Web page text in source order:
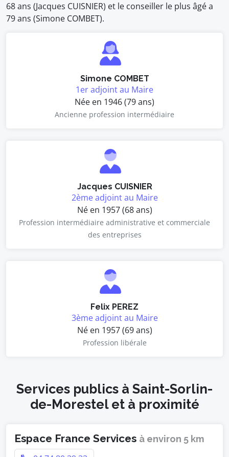
68 ans (Jacques CUISNIER) et le conseiller le plus âgé a
79 ans (Simone COMBET).
Simone COMBET
1er adjoint au Maire
Née en 1946 (79 ans)
Ancienne profession intermédiaire
Jacques CUISNIER
2ème adjoint au Maire
Né en 1957 (68 ans)
Profession intermédiaire administrative et commerciale
des entreprises
Felix PEREZ
3ème adjoint au Maire
Né en 1957 (69 ans)
Profession libérale
Services publics à Saint-Sorlin-
de-Morestel et à proximité
Espace France Services à environ 5 km